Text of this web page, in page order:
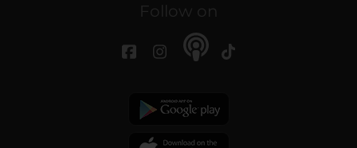
Follow on